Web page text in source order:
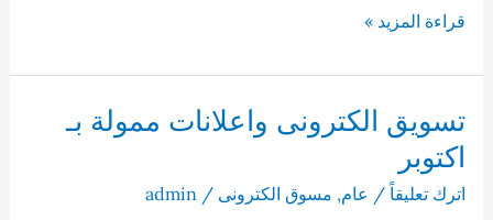
مسوق
الكترونى
اكتوبر
قراءة المزيد »
تسويق الكترونى واعلانات ممولة بـ
اكتوبر
اترك تعليقاً / عام, مسوق الكترونى /
admin